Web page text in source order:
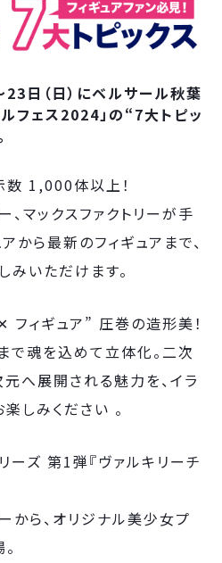
日（日）にベルサール秋葉
フェス2024」の“7大トピッ
数 1,000体以上！
、マックスファクトリーが手
から最新のフィギュアまで、
いただけます。
フィギュア” 圧巻の造形美！
で魂を込めて立体化。二次
へ展開される魅力を、イラ
しみください 。
ーズ 第1弾『ヴァルキリーチ
から、オリジナル美少女プ